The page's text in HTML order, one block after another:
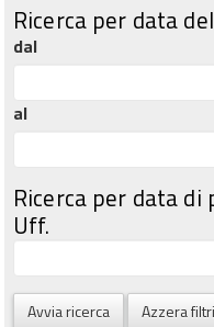
Ricerca per data
dal
al
Ricerca per data di
Uff.
Avvia ricerca Azzera filtri